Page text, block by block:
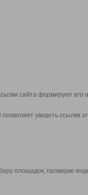
сайта формируют его
увидеть ссылки
площадок, проверке